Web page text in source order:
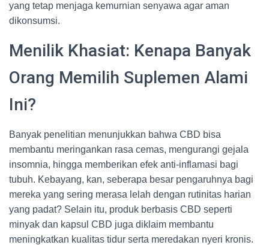
yang tetap menjaga kemurnian senyawa agar aman
dikonsumsi.
Menilik Khasiat: Kenapa Banyak
Orang Memilih Suplemen Alami
Ini?
Banyak penelitian menunjukkan bahwa CBD bisa
membantu meringankan rasa cemas, mengurangi gejala
insomnia, hingga memberikan efek anti-inflamasi bagi
tubuh. Kebayang, kan, seberapa besar pengaruhnya bagi
mereka yang sering merasa lelah dengan rutinitas harian
yang padat? Selain itu, produk berbasis CBD seperti
minyak dan kapsul CBD juga diklaim membantu
meningkatkan kualitas tidur serta meredakan nyeri kronis.